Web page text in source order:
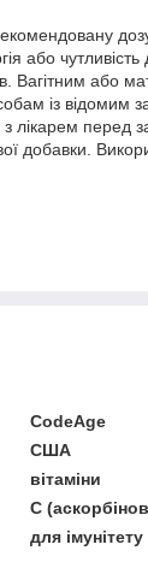
або чутливість
Вагітним або
із відомим
лікарем перед
добавки.
CodeAge
США
вітаміни
С
для імунітету